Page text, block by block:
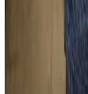
Por isso, entenda a
saem menos em
festas de fim de
7. Use uma